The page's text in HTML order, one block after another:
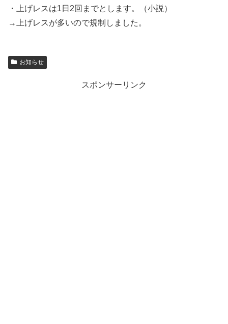
・上げレスは1日2回までとします。（小説）
→上げレスが多いので規制しました。
お知らせ
スポンサーリンク